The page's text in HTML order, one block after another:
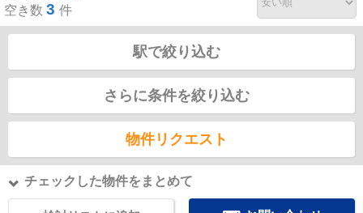
空き数 3 件
駅で絞り込む
さらに条件を絞り込む
物件リクエスト
チェックした物件をまとめて